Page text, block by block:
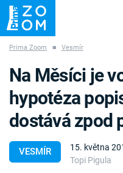
ZÁHADY VETŘELCI
Témata
Prima Zoom ■ Vesmír
VESMÍR
15. května
Topi Pigula
Na Měsíci je
hypotéza
dostává zpod